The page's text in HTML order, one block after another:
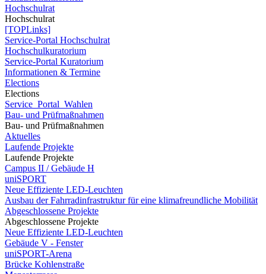
Hochschulrat
Hochschulrat
[TOPLinks]
Service-Portal Hochschulrat
Hochschulkuratorium
Service-Portal Kuratorium
Informationen & Termine
Elections
Elections
Service_Portal_Wahlen
Bau- und Prüfmaßnahmen
Bau- und Prüfmaßnahmen
Aktuelles
Laufende Projekte
Laufende Projekte
Campus II / Gebäude H
uniSPORT
Neue Effiziente LED-Leuchten
Ausbau der Fahrradinfrastruktur für eine klimafreundliche Mobilität
Abgeschlossene Projekte
Abgeschlossene Projekte
Neue Effiziente LED-Leuchten
Gebäude V - Fenster
uniSPORT-Arena
Brücke Kohlenstraße